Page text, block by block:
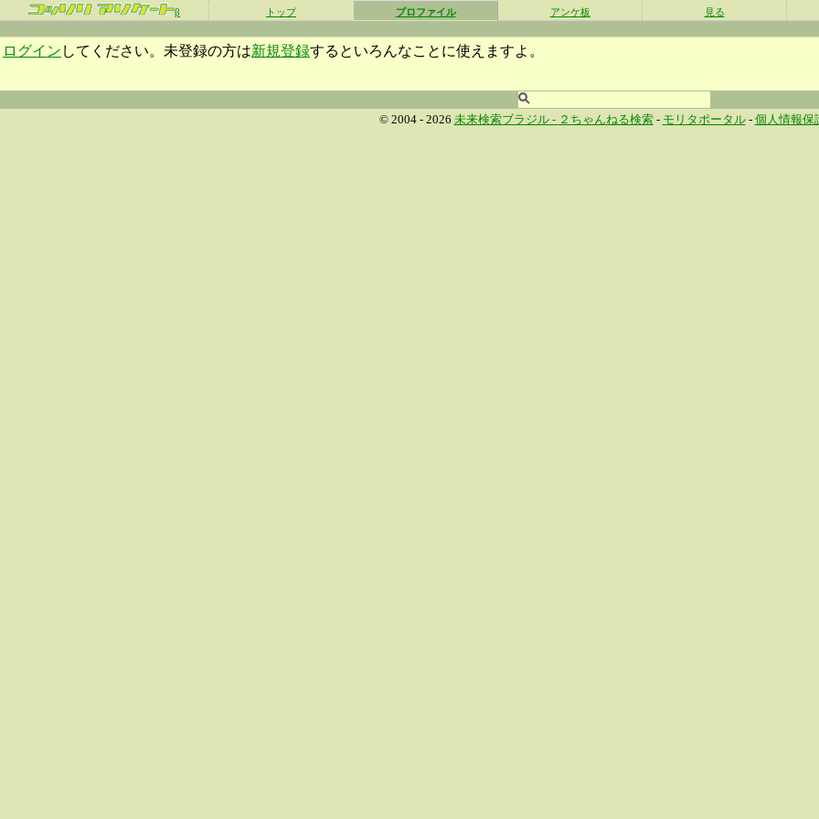
β トップ プロファイル アンケ板 見る
ログイン してください。未登録の方は新規登録するといろんなことに使えますよ。
© 2004 - 2026 未来検索ブラジル - ２ちゃんねる検索- モリタポータル- 個人情報保